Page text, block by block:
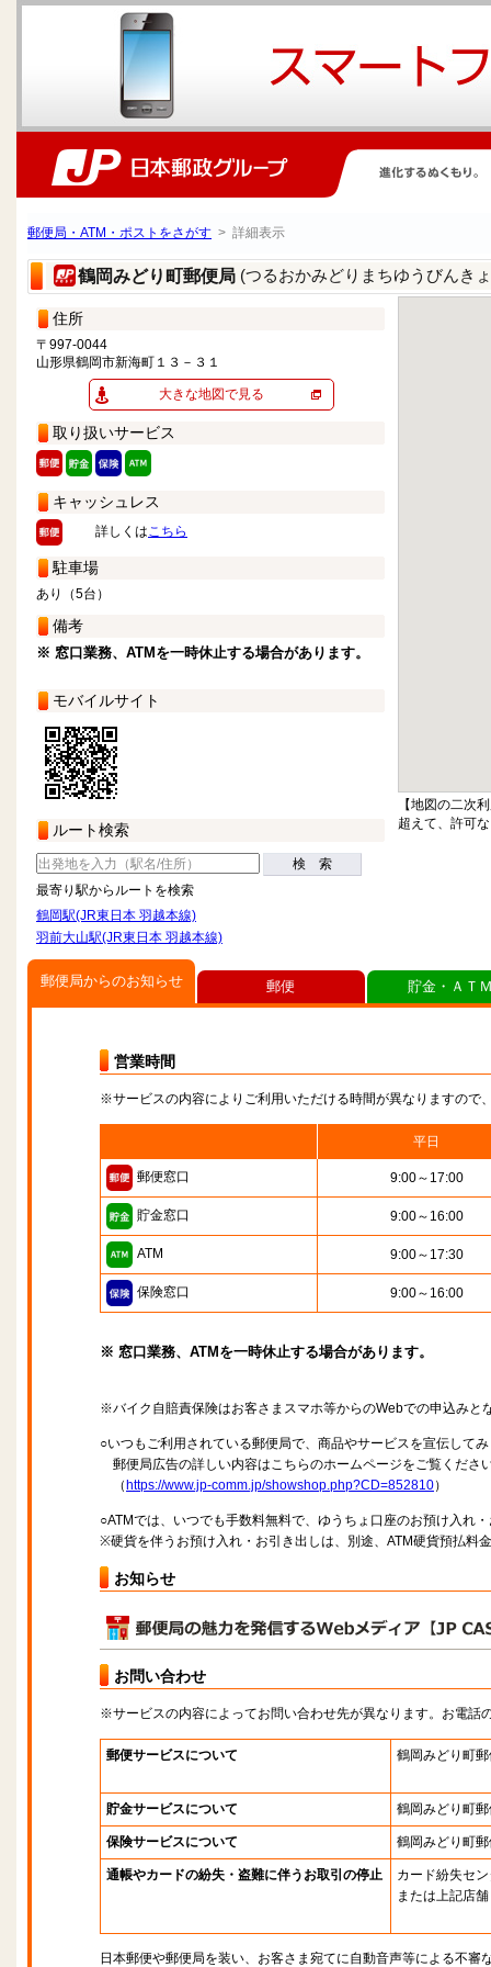
郵便局・ATM・ポストをさがす > 詳細表示
鶴岡みどり町郵便局 (つるおかみどりまちゆうびんき
住所
〒997-0044
山形県鶴岡市新海町１３－３１
大きな地図で見る
取り扱いサービス
キャッシュレス
詳しくはこちら
駐車場
あり（5台）
備考
※ 窓口業務、ATMを一時休止する場合があります。
モバイルサイト
ルート検索
検 索
最寄り駅からルートを検索
鶴岡駅(JR東日本 羽越本線)
羽前大山駅(JR東日本 羽越本線)
【地図の二次
超えて、許可
郵便局からのお知らせ
営業時間
※サービスの内容によりご利用いただける時間が異なりますので
平日
郵便窓口 9:00～17:00
貯金窓口 9:00～16:00
ATM 9:00～17:30
保険窓口 9:00～16:00
※ 窓口業務、ATMを一時休止する場合があります。
※バイク自賠責保険はお客さまスマホ等からのWebでの申込みと
○いつもご利用されている郵便局で、商品やサービスを宣伝して
郵便局広告の詳しい内容はこちらのホームページをご覧くださ
（ https://www.jp-comm.jp/showshop.php?CD=852810）
○ATMでは、いつでも手数料無料で、ゆうちょ口座のお預け入れ
※硬貨を伴うお預け入れ・お引き出しは、別途、ATM硬貨預払料
お知らせ
お問い合わせ
※サービスの内容によってお問い合わせ先が異なります。お電話
郵便サービスについて 鶴岡みどり町
貯金サービスについて 鶴岡みどり町
保険サービスについて 鶴岡みどり町
通帳やカードの紛失・盗難に伴うお取引の停止
カード紛失セ
または上記店舗
日本郵便や郵便局を装い、お客さま宛てに自動音声等による不審
郵便 貯金・ＡＴ